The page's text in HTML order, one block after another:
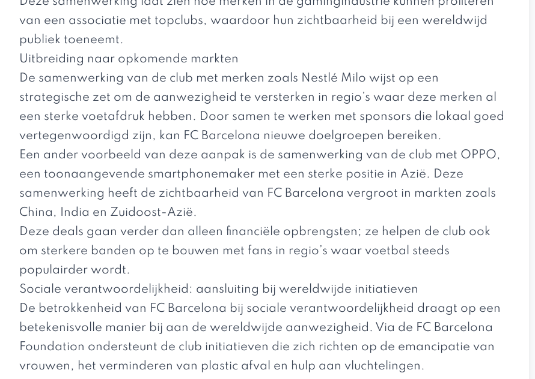
van een associatie met topclubs, waardoor hun zichtbaarheid bij een wereldwijd
publiek toeneemt.
Uitbreiding naar opkomende markten
De samenwerking van de club met merken zoals Nestlé Milo wijst op een
strategische zet om de aanwezigheid te versterken in regio’s waar deze merken al
een sterke voetafdruk hebben. Door samen te werken met sponsors die lokaal goed
vertegenwoordigd zijn, kan FC Barcelona nieuwe doelgroepen bereiken.
Een ander voorbeeld van deze aanpak is de samenwerking van de club met OPPO,
een toonaangevende smartphonemaker met een sterke positie in Azië. Deze
samenwerking heeft de zichtbaarheid van FC Barcelona vergroot in markten zoals
China, India en Zuidoost-Azië.
Deze deals gaan verder dan alleen financiële opbrengsten; ze helpen de club ook
om sterkere banden op te bouwen met fans in regio’s waar voetbal steeds
populairder wordt.
Sociale verantwoordelijkheid: aansluiting bij wereldwijde initiatieven
De betrokkenheid van FC Barcelona bij sociale verantwoordelijkheid draagt op een
betekenisvolle manier bij aan de wereldwijde aanwezigheid. Via de FC Barcelona
Foundation ondersteunt de club initiatieven die zich richten op de emancipatie van
vrouwen, het verminderen van plastic afval en hulp aan vluchtelingen.